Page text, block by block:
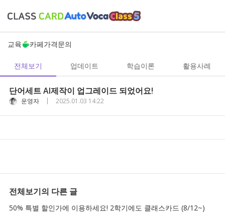
교육 카페가격문의
전체보기 업데이트 학습이론 활용사례
단어세트 AI제작이 업그레이드 되었어요!
운영자 | 2025.01.03 14:22
전체보기의 다른 글
50% 특별 할인가에 이용하세요! 2학기에도 클래스카드 (8/12~)